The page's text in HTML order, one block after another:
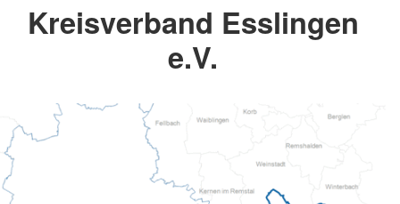
Kreisverband Esslingen
e.V.